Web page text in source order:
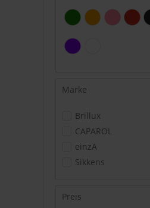
Marke
Brillux
CAPAROL
einzA
Sikkens
Preis